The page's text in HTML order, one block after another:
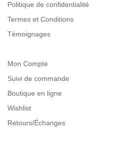
Politique de confidentialité
Termes et Conditions
Témoignages
Mon Compte
Suivi de commande
Boutique en ligne
Wishlist
Retours/Échanges